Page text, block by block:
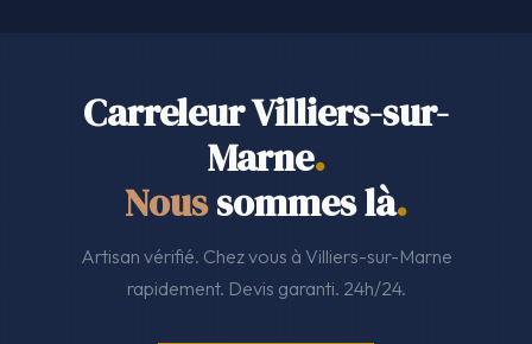
Carreleur Villiers-sur-
Marne.
Noussommes là.
Artisan vérifié. Chez vous à Villiers-sur-Marne
rapidement. Devis garanti. 24h/24.